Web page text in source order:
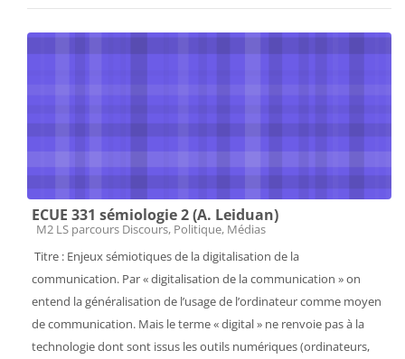
ECUE 331 sémiologie 2 (A. Leiduan)
Catégorie de cours
M2 LS parcours Discours, Politique, Médias
Titre : Enjeux sémiotiques de la digitalisation de la
communication. Par « digitalisation de la communication » on
entend la généralisation de l’usage de l’ordinateur comme moyen
de communication. Mais le terme « digital » ne renvoie pas à la
technologie dont sont issus les outils numériques (ordinateurs,